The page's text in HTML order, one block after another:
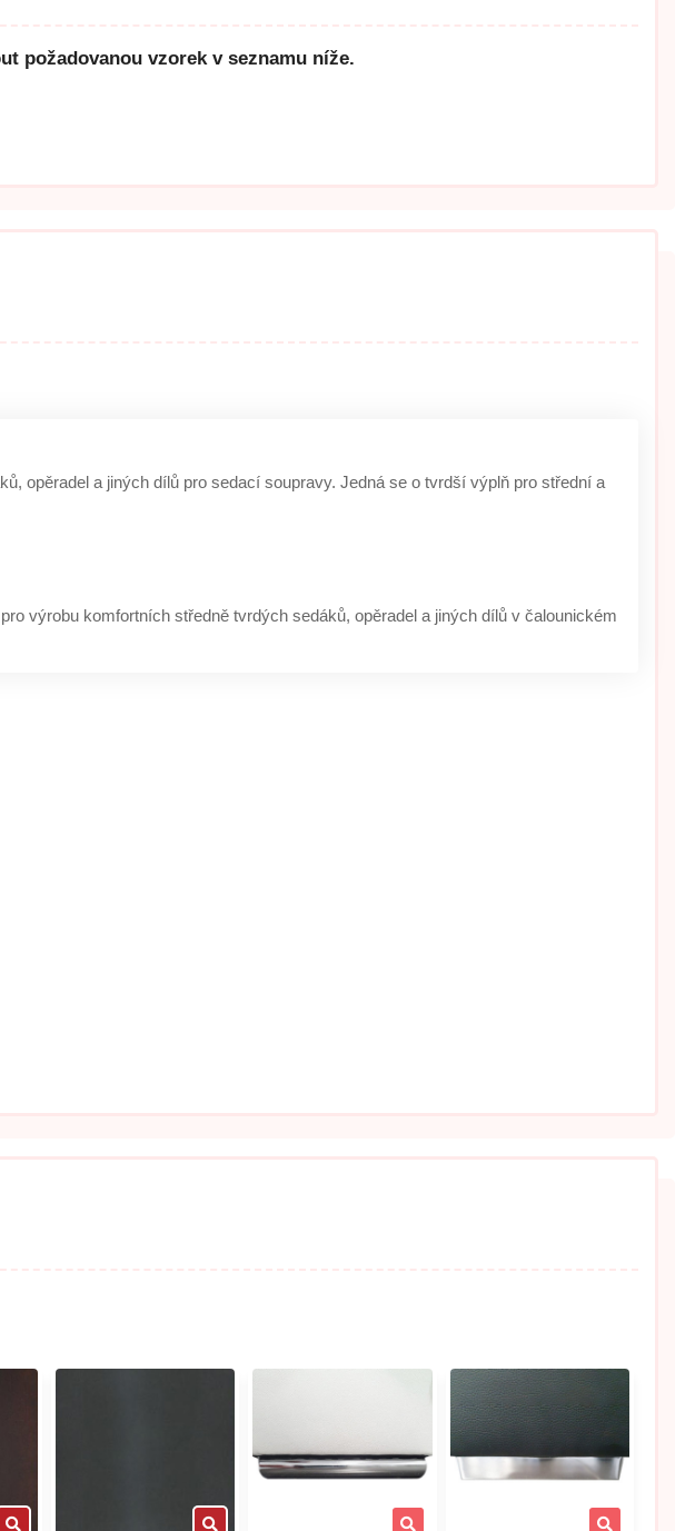
požadovanou vzorek v seznamu níže.
opěradel a jiných dílů pro sedací soupravy. Jedná se o tvrdší výplň pro střední a
výrobu komfortních středně tvrdých sedáků, opěradel a jiných dílů v čalounickém